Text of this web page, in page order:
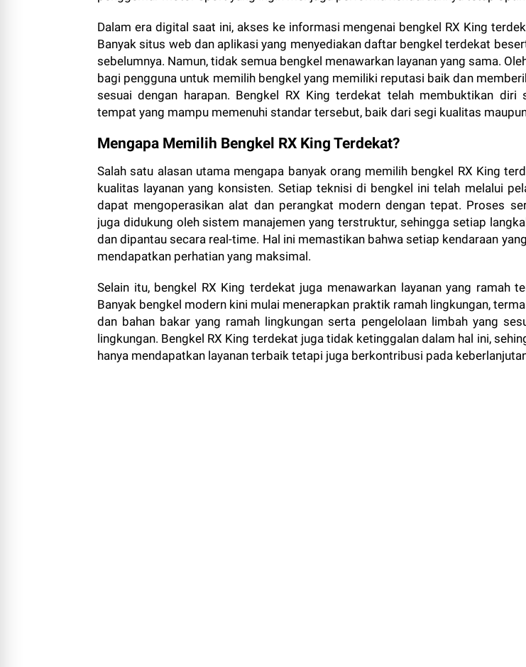
Dalam era digital saat ini, akses ke informasi mengenai bengkel RX King
Banyak situs web dan aplikasi yang menyediakan daftar bengkel terdekat
sebelumnya. Namun, tidak semua bengkel menawarkan layanan yang sama.
bagi pengguna untuk memilih bengkel yang memiliki reputasi baik dan
sesuai dengan harapan. Bengkel RX King terdekat telah membuktikan diri
tempat yang mampu memenuhi standar tersebut, baik dari segi kualitas
Mengapa Memilih Bengkel RX King Terdekat?
Salah satu alasan utama mengapa banyak orang memilih bengkel RX King
kualitas layanan yang konsisten. Setiap teknisi di bengkel ini telah melalui
dapat mengoperasikan alat dan perangkat modern dengan tepat. Proses
juga didukung oleh sistem manajemen yang terstruktur, sehingga setiap
dan dipantau secara real-time. Hal ini memastikan bahwa setiap kendaraan
mendapatkan perhatian yang maksimal.
Selain itu, bengkel RX King terdekat juga menawarkan layanan yang ramah
Banyak bengkel modern kini mulai menerapkan praktik ramah lingkungan,
dan bahan bakar yang ramah lingkungan serta pengelolaan limbah yang
lingkungan. Bengkel RX King terdekat juga tidak ketinggalan dalam hal ini,
hanya mendapatkan layanan terbaik tetapi juga berkontribusi pada